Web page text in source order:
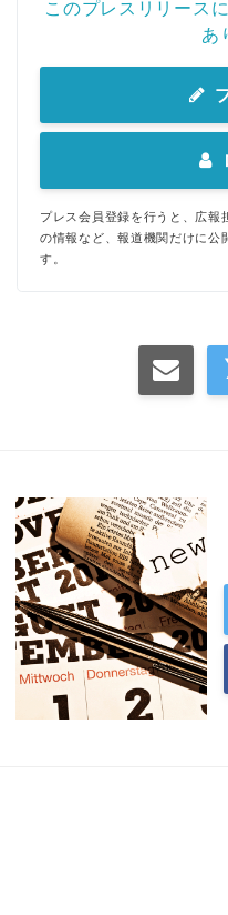
このプレスリリース
あ
プレス会員登録を行うと、広報
の情報など、報道機関だけに公
す。